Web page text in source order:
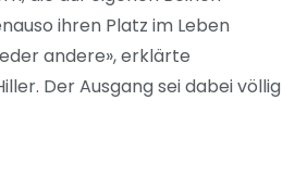
ihren Platz im Leben
andere», erklärte
Der Ausgang sei dabei völlig